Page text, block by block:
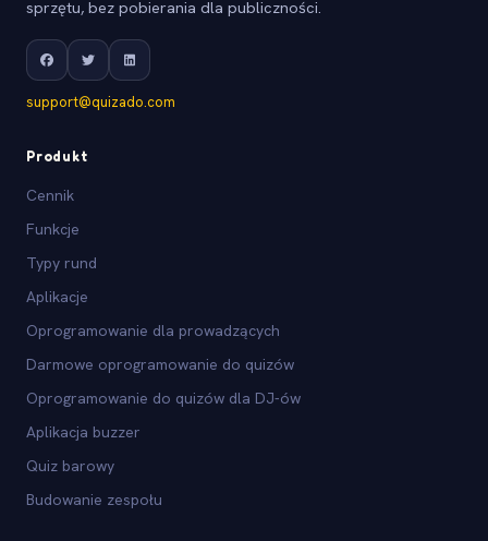
sprzętu, bez pobierania dla publiczności.
support@quizado.com
Produkt
Cennik
Funkcje
Typy rund
Aplikacje
Oprogramowanie dla prowadzących
Darmowe oprogramowanie do quizów
Oprogramowanie do quizów dla DJ-ów
Aplikacja buzzer
Quiz barowy
Budowanie zespołu